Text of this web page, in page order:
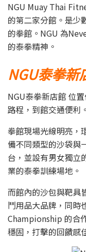
NGU Muay Thai
的第二家分館。是少
的拳館。NGU 為
的泰拳精神。
NGU泰拳新
NGU泰拳新店館 位
路程，到館交通便利。
拳館現場光線明亮，
備不同類型的沙袋與
台，並設有男女獨立
業的泰拳訓練場地。
而館內的沙包與靶具
鬥用品大品牌，同時
Championship 的合
穩固，打擊的回饋感